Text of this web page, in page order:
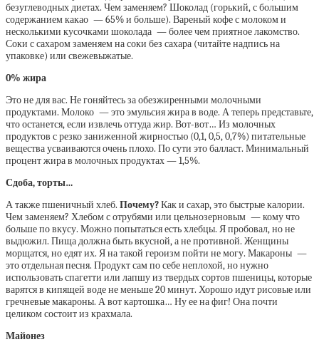
безуглеводных диетах. Чем заменяем? Шоколад (горький, с большим
содержанием какао — 65% и больше). Вареный кофе с молоком и
несколькими кусочками шоколада — более чем приятное лакомство.
Соки с сахаром заменяем на соки без сахара (читайте надпись на
упаковке) или свежевыжатые.
0% жира
Это не для вас. Не гоняйтесь за обезжиренными молочными
продуктами. Молоко — это эмульсия жира в воде. А теперь представьте,
что останется, если извлечь оттуда жир. Вот-вот… Из молочных
продуктов с резко заниженной жирностью (0,1, 0,5, 0,7%) питательные
вещества усваиваются очень плохо. По сути это балласт. Минимальный
процент жира в молочных продуктах — 1,5%.
Сдоба, торты…
А также пшеничный хлеб. Почему?Как и сахар, это быстрые калории.
Чем заменяем? Хлебом с отрубями или цельнозерновым — кому что
больше по вкусу. Можно попытаться есть хлебцы. Я пробовал, но не
выдюжил. Пища должна быть вкусной, а не противной. Женщины
морщатся, но едят их. Я на такой героизм пойти не могу. Макароны —
это отдельная песня. Продукт сам по себе неплохой, но нужно
использовать спагетти или лапшу из твердых сортов пшеницы, которые
варятся в кипящей воде не меньше 20 минут. Хорошо идут рисовые или
гречневые макароны. А вот картошка… Ну ее на фиг! Она почти
целиком состоит из крахмала.
Майонез